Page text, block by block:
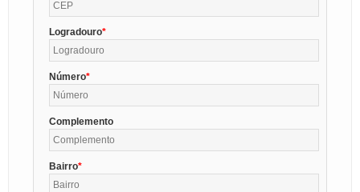
Logradouro
Número
Complemento
Bairro